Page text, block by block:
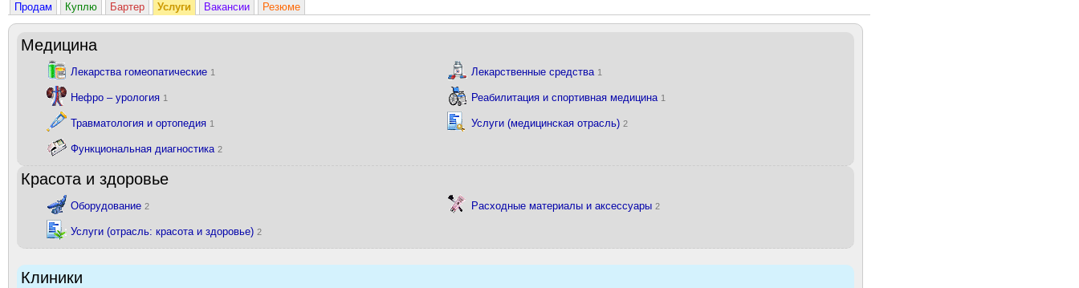
Продам
Куплю Бартер Услуги Вакансии Резюме
Медицина
Лекарства гомеопатические 1 Лекарственные средства 1
Нефро – урология 1 Реабилитация и спортивная медицина 1
Травматология и ортопедия 1 Услуги (медицинская отрасль) 2
Функциональная диагностика 2
Красота и здоровье
Оборудование 2 Расходные материалы и аксессуары 2
Услуги (отрасль: красота и здоровье) 2
Клиники